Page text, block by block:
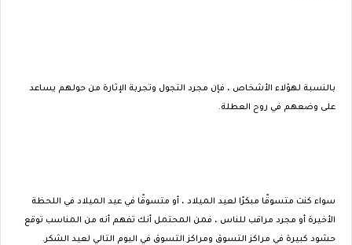
بالنسبة لهؤلاء الأشخاص ، فإن مجرد التجول وتجربة الإثارة من حولهم يساعد
على وضعهم في روح العطلة.
سواء كنت متسوقًا مبكرًا لعيد الميلاد ، أو متسوقًا في عيد الميلاد في اللحظة
الأخيرة أو مجرد مراقب للناس ، فمن المحتمل أنك تفهم أنه من المناسب توقع
حشود كبيرة في مراكز التسوق ومراكز التسوق في اليوم التالي لعيد الشكر.